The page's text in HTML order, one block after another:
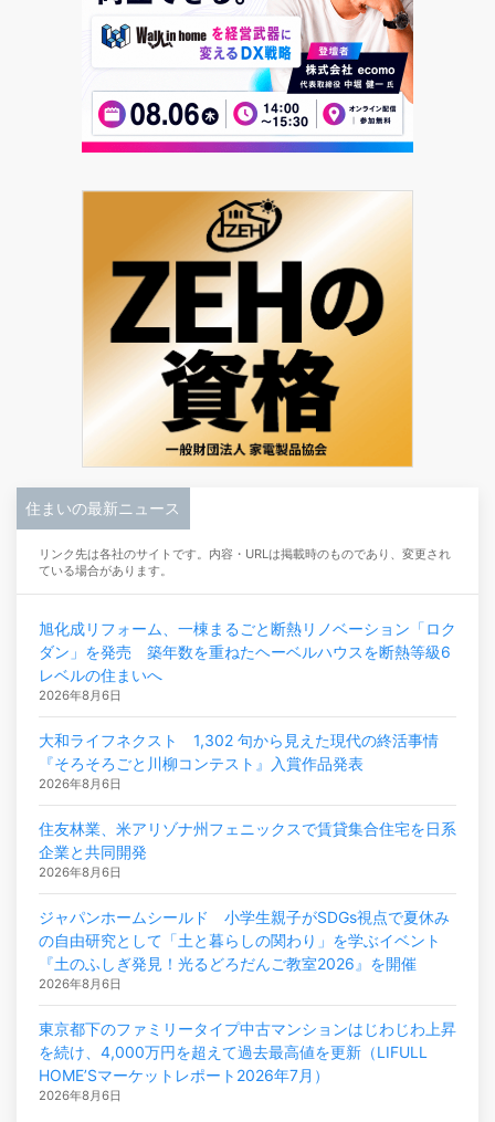
住まいの最新ニュース
リンク先は各社のサイトです。内容・URLは掲載時のものであり、変更され
ている場合があります。
旭化成リフォーム、一棟まるごと断熱リノベーション「ロク
ダン」を発売 築年数を重ねたヘーベルハウスを断熱等級6
レベルの住まいへ
2026年8月6日
大和ライフネクスト 1,302 句から見えた現代の終活事情
『そろそろごと川柳コンテスト』入賞作品発表
2026年8月6日
住友林業、米アリゾナ州フェニックスで賃貸集合住宅を日系
企業と共同開発
2026年8月6日
ジャパンホームシールド 小学生親子がSDGs視点で夏休み
の自由研究として「土と暮らしの関わり」を学ぶイベント
『土のふしぎ発見！光るどろだんご教室2026』を開催
2026年8月6日
東京都下のファミリータイプ中古マンションはじわじわ上昇
を続け、4,000万円を超えて過去最高値を更新（LIFULL
HOME’Sマーケットレポート2026年7月）
2026年8月6日